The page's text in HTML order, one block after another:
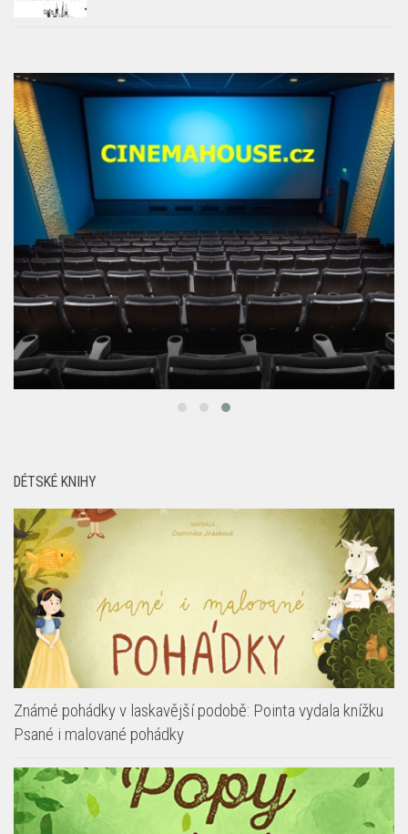
DÉTSKÉ KNIHY
Známé pohádky v laskavější podobě: Pointa vydala knížku
Psané i malované pohádky